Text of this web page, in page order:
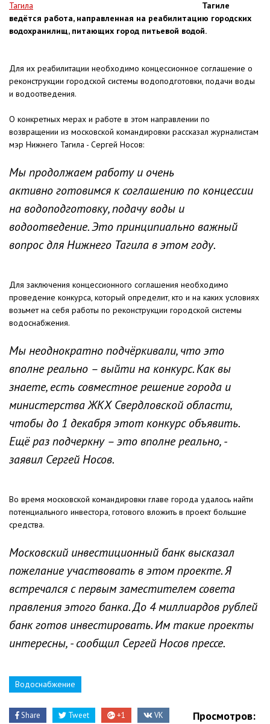
Тагиле
ведётся работа, направленная на реабилитацию городских
водохранилищ, питающих город питьевой водой.
Для их реабилитации необходимо концессионное соглашение о
реконструкции городской системы водоподготовки, подачи воды
и водоотведения.
О конкретных мерах и работе в этом направлении по
возвращении из московской командировки рассказал журналистам
мэр Нижнего Тагила - Сергей Носов:
Мы продолжаем работу и очень
активно готовимся к соглашению по концессии
на водоподготовку, подачу воды и
водоотведение. Это принципиально важный
вопрос для Нижнего Тагила в этом году.
Для заключения концессионного соглашения необходимо
проведение конкурса, который определит, кто и на каких условиях
возьмет на себя работы по реконструкции городской системы
водоснабжения.
Мы неоднократно подчёркивали, что это
вполне реально – выйти на конкурс. Как вы
знаете, есть совместное решение города и
министерства ЖКХ Свердловской области,
чтобы до 1 декабря этот конкурс объявить.
Ещё раз подчеркну – это вполне реально, -
заявил Сергей Носов.
Во время московской командировки главе города удалось найти
потенциального инвестора, готового вложить в проект большие
средства.
Московский инвестиционный банк высказал
пожелание участвовать в этом проекте. Я
встречался с первым заместителем совета
правления этого банка. До 4 миллиардов рублей
банк готов инвестировать. Им такие проекты
интересны, - сообщил Сергей Носов прессе.
Водоснабжение
Share Tweet +1 VK
Просмотров: